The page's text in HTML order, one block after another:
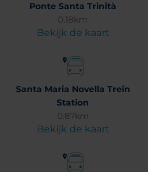
Ponte Santa Trinità
0.18km
Bekijk de kaart
Santa Maria Novella Trein
Station
0.87km
Bekijk de kaart